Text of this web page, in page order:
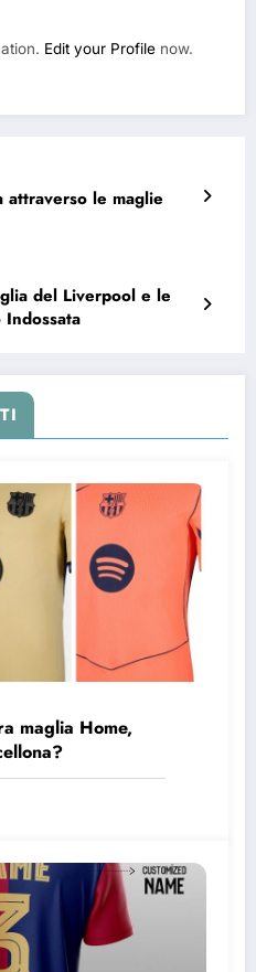
Edit your Profile now.
attraverso le maglie
del Liverpool e le
Indossata
maglia Home,